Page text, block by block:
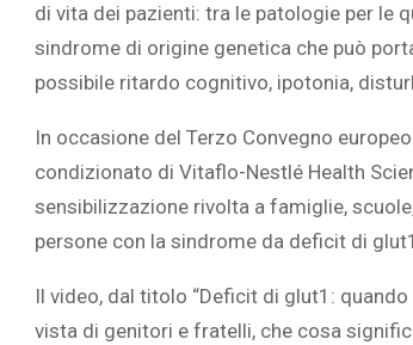
di vita dei pazienti: tra le patologie per le
sindrome di origine genetica che può
possibile ritardo cognitivo, ipotonia,
In occasione del Terzo Convegno
condizionato di Vitaflo-Nestlé Health
sensibilizzazione rivolta a famiglie,
persone con la sindrome da deficit di
Il video, dal titolo “Deficit di glut1:
vista di genitori e fratelli, che cosa